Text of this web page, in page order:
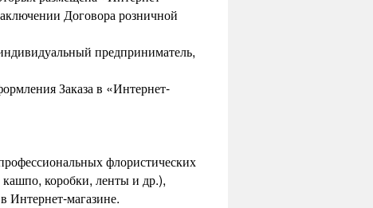
Договора розничной
предприниматель,
Заказа в «Интернет-
флористических
коробки, ленты и др.),
Интернет-магазине.